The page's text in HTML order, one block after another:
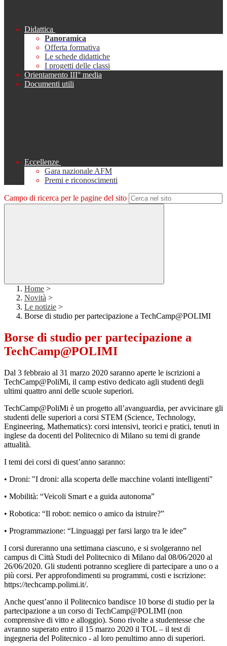
Didattica
Panoramica
Offerta formativa
Le schede didattiche
I progetti delle classi
Orientamento III° media
Documenti utili
Eccellenze
Gara nazionale AFM
Premi e riconoscimenti
Campo di ricerca per le pagine del sito
Home >
Novità >
Le notizie >
Borse di studio per partecipazione a TechCamp@POLIMI
Borse di studio per partecipazione a
TechCamp@POLIMI
Dal 3 febbraio al 31 marzo 2020 saranno aperte le iscrizioni a
TechCamp@PoliMi, il camp estivo dedicato agli studenti degli
ultimi quattro anni delle scuole superiori.
TechCamp@PoliMi è un progetto all’avanguardia, per avvicinare gli
studenti delle superiori a corsi STEM (Science, Technology,
Engineering, Mathematics): corsi intensivi, teorici e pratici, tenuti in
inglese da docenti del Politecnico di Milano su temi di grande
attualità.
I temi dei corsi di quest’anno saranno:
• Droni: "I droni: alla scoperta delle macchine volanti intelligenti"
• Mobilità: “Veicoli Smart e a guida autonoma”
• Robotica: “Il robot: nemico o amico da istruire?”
• Programmazione: “Linguaggi per farsi largo tra le idee”
I corsi dureranno una settimana ciascuno, e si svolgeranno nel
campus di Città Studi del Politecnico di Milano dal 08/06/2020 al
26/06/2020. Gli studenti potranno scegliere di partecipare a uno o a
più corsi. Per approfondimenti su programmi, costi e iscrizione:
https://techcamp.polimi.it/.
Anche quest’anno il Politecnico bandisce 10 borse di studio per la
partecipazione a un corso di TechCamp@POLIMI (non
comprensive di vitto e alloggio). Sono rivolte a studentesse che
avranno superato entro il 15 marzo 2020 il TOL – il test di
ingegneria del Politecnico - al loro penultimo anno di superiori.